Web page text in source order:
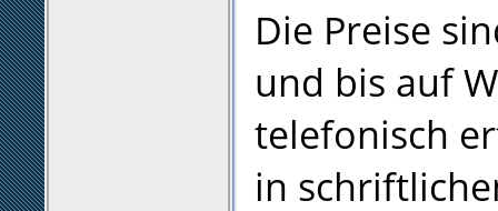
Die Preise
und bis auf
telefonisch
in